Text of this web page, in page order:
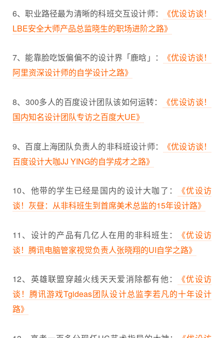
6、职业路径最为清晰的科班交互设计师：
《优设访谈！
LBE安全大师产品总监晓生的职场进阶之路》
7、能靠脸吃饭偏偏不的设计界「鹿晗」：
《优设访谈！
阿里资深设计师的自学设计之路》
8、300多人的百度设计团队该如何运转：
《优设访谈！
国内知名设计团队专访之百度大UE》
9、百度上海团队负责人的非科班设计师：
《优设访谈！
百度设计大咖JJ YING的自学成才之路》
10、他带的学生已经是国内的设计大咖了：
《优设访
谈！灰昼：从非科班生到首席美术总监的15年设计路》
11、设计的产品有几亿人在用的非科班生：
《优设访
谈！腾讯电脑管家视觉负责人张晓翔的UI自学之路》
12、英雄联盟穿越火线天天爱消除都有他：
《优设访
谈！腾讯游戏Tgideas团队设计总监李若凡的十年设计
路》